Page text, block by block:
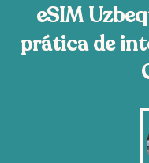
eSIM
prática de